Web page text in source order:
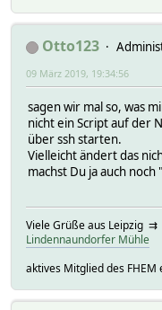
Otto123
09 März 2019, 19:34:56
sagen wir mal so, was
nicht ein Script auf der
über ssh starten.
Vielleicht ändert das
machst Du ja auch
Viele Grüße aus Leipzig ⇉
Lindennaundorfer Mühle
aktives Mitglied des FHEM